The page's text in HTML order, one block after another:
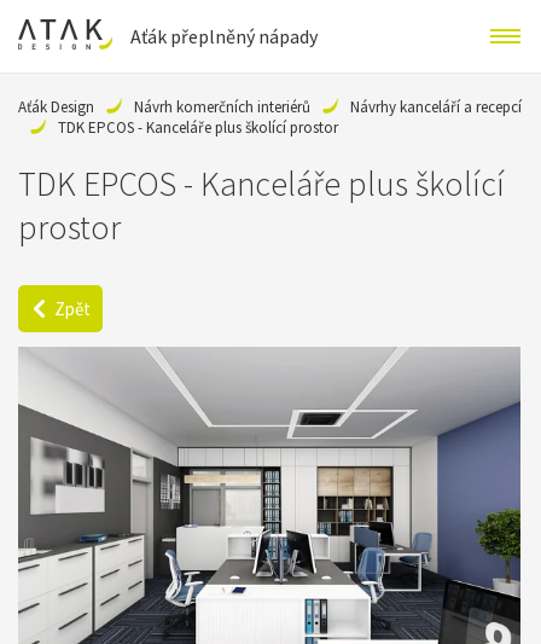
Aťák přeplněný nápady
Aťák Design Návrh komerčních interiérů
Návrhy kanceláří a recepcí
TDK EPCOS - Kanceláře plus školící prostor
TDK EPCOS - Kanceláře plus školící
prostor
Zpět